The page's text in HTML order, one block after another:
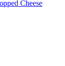
Cheese